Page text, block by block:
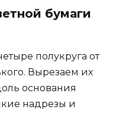
бумаги
полукруга от
Вырезаем их
основания
надрезы и